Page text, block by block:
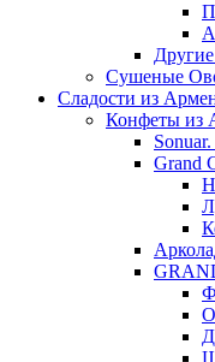
Сушеные
Сладости из
Конфеты из
Grand